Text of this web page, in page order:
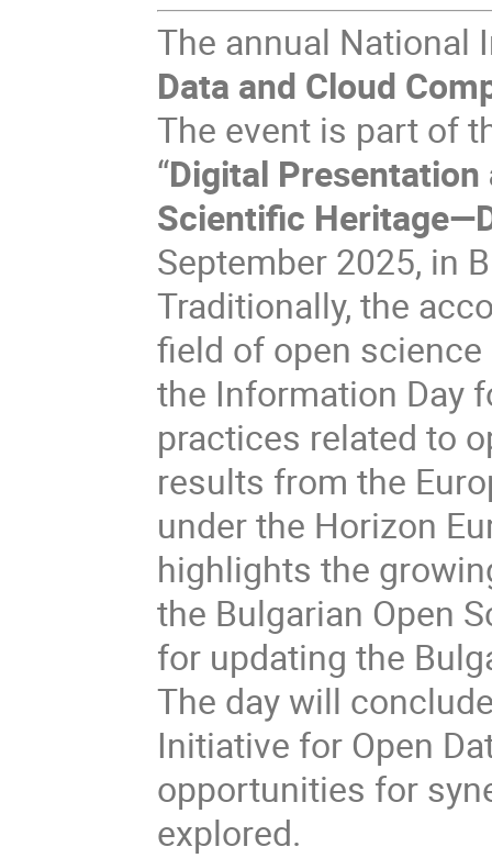
The annual National
Data and Cloud
The event is part of
“Digital
Scientific
September 2025, in
Traditionally, the
field of open science
the Information Day
practices related to
results from the
under the Horizon
highlights the
the Bulgarian Open
for updating the
The day will
Initiative for Open
opportunities for
explored.